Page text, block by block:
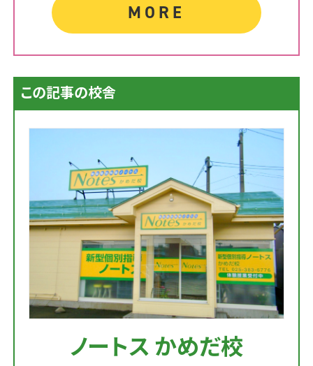
MORE
この記事の校舎
ノートス かめだ校